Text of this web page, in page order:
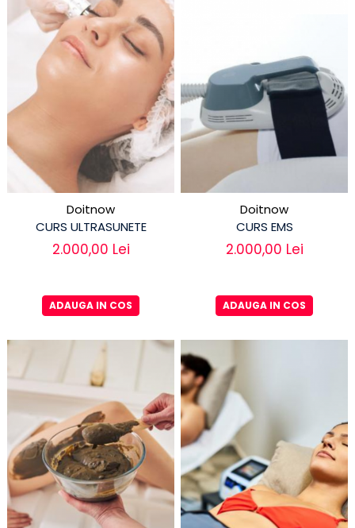
Doitnow
CURS ULTRASUNETE
2.000,00 Lei
ADAUGA IN COS
Doitnow
CURS EMS
2.000,00 Lei
ADAUGA IN COS